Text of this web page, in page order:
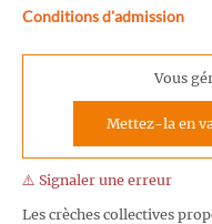
Conditions d'admission
Vous
Mettez-la en
⚠️ Signaler une erreur
Les crèches collectives